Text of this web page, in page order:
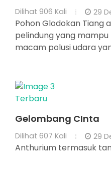
Dilihat 906 Kali 29
Pohon Glodokan Tiang
pelindung yang
macam polusi udara
Terbaru
Gelombang CInta
Dilihat 607 Kali 29
Anthurium termasuk